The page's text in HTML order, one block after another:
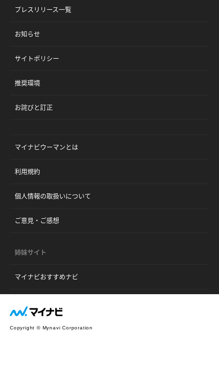
プレスリリース一覧
お知らせ
サイトポリシー
推奨環境
お詫びと訂正
マイナビウーマンとは
利用規約
個人情報の取扱いについて
ご意見・ご感想
姉妹サイト
マイナビおすすめナビ
Copyright © Mynavi Corporation